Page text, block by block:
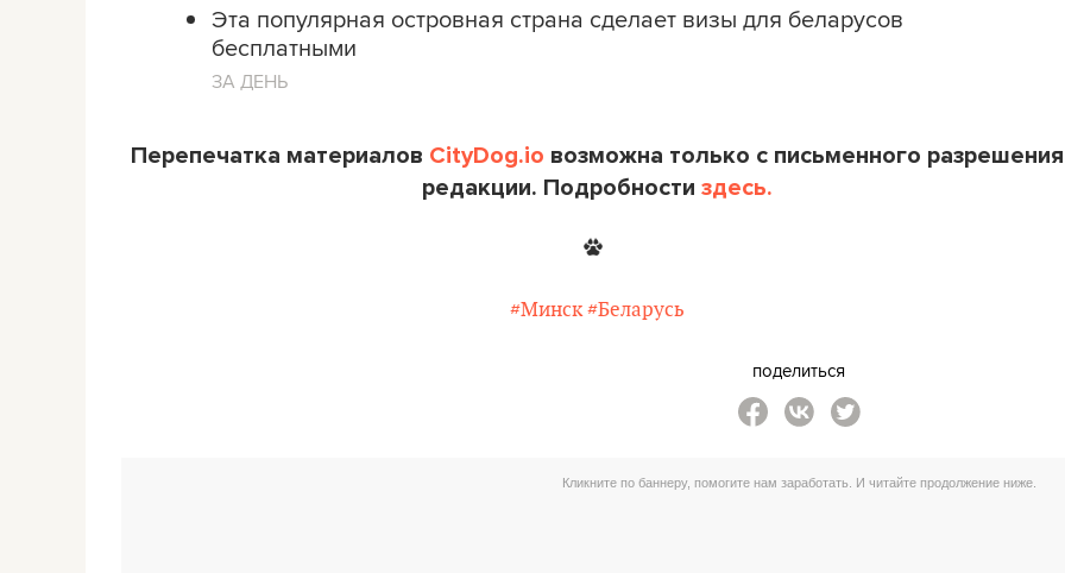
Эта популярная островная страна сделает визы для беларусов
бесплатными
ЗА ДЕНЬ
Перепечатка материалов CityDog.io возможна только с письменного разрешения
редакции. Подробности здесь.
#Минск #Беларусь
поделиться